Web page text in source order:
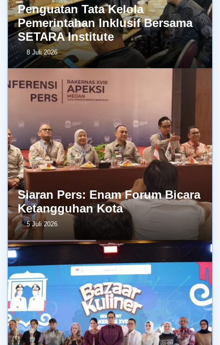
Penguatan Tata Kelola
Pemerintahan Inklusif Bersama
SETARA Institute
8 Juli 2026
Siaran Pers: Enam Forum Bicara
Ketangguhan Kota
5 Juli 2026